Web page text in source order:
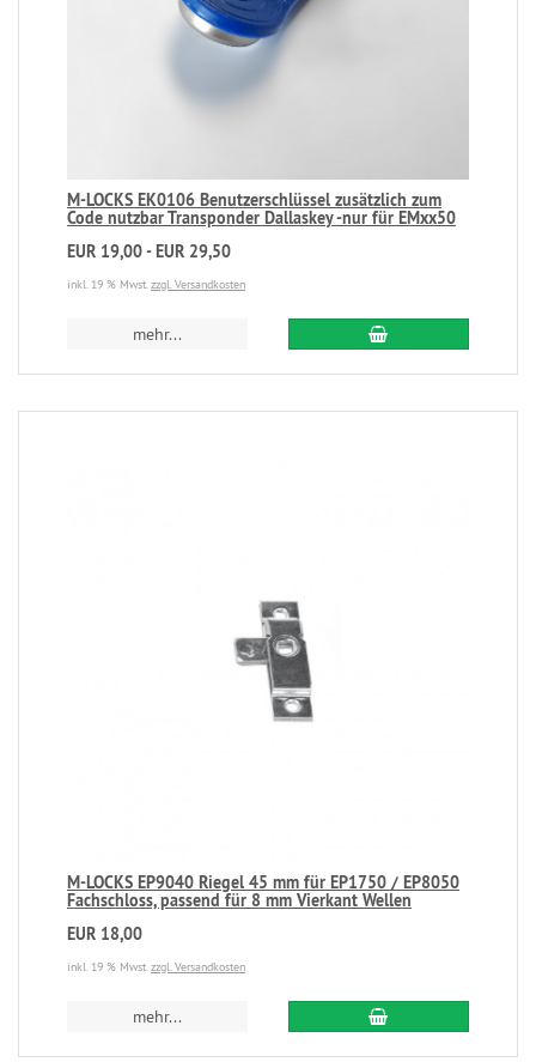
M-LOCKS EK0106 Benutzerschlüssel zusätzlich zum
Code nutzbar Transponder Dallaskey -nur für EMxx50
EUR 19,00 - EUR 29,50
inkl. 19 % Mwst.zzgl. Versandkosten
mehr...
M-LOCKS EP9040 Riegel 45 mm für EP1750 / EP8050
Fachschloss, passend für 8 mm Vierkant Wellen
EUR 18,00
inkl. 19 % Mwst.zzgl. Versandkosten
mehr...